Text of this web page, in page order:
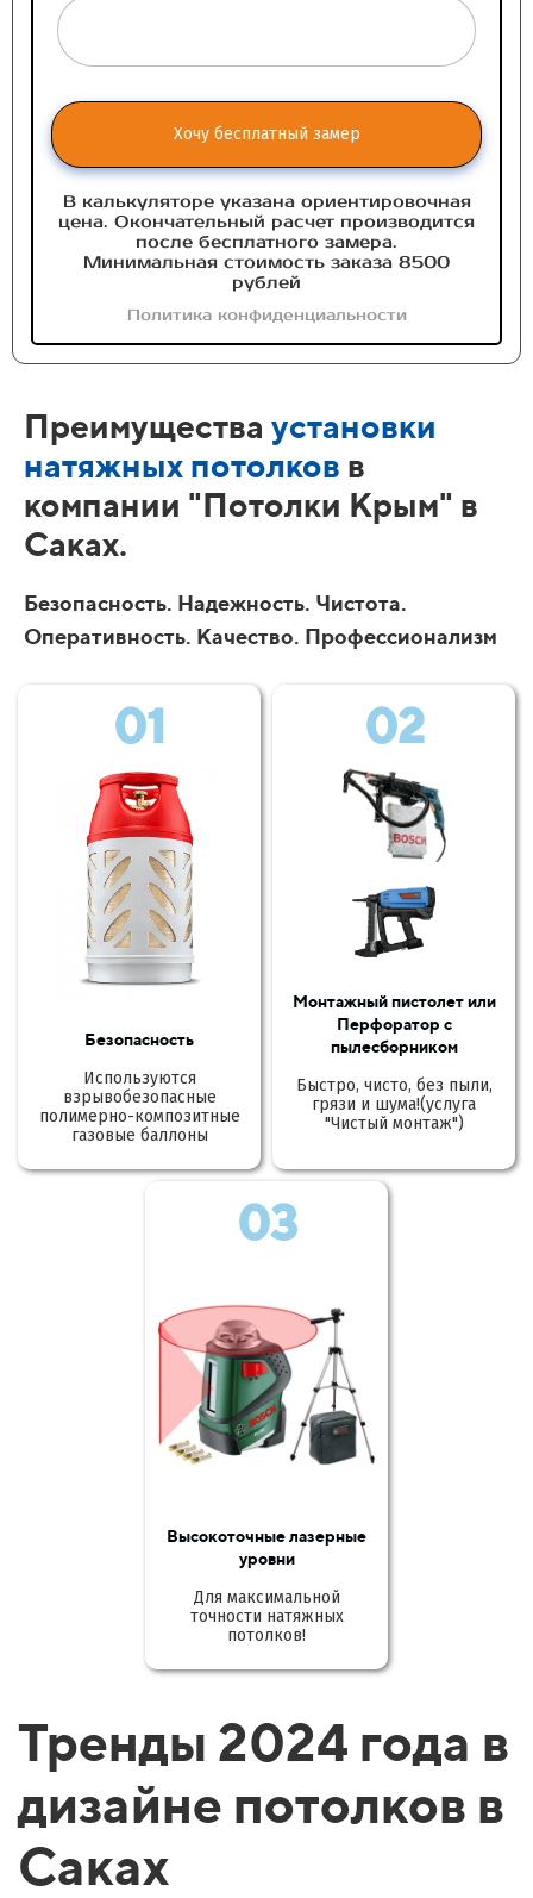
Хочу бесплатный замер
В калькуляторе указана ориентировочная
цена. Окончательный расчет производится
после бесплатного замера.
Минимальная стоимость заказа 8500
рублей
Политика конфиденциальности
Преимущества установки
натяжных потолков в
компании "Потолки Крым" в
Саках.
Безопасность. Надежность. Чистота.
Оперативность. Качество. Профессионализм
01
Безопасность
Используются
взрывобезопасные
полимерно-композитные
газовые баллоны
02
Монтажный пистолет или
Перфоратор с
пылесборником
Быстро, чисто, без пыли,
грязи и шума!(услуга
"Чистый монтаж")
03
Высокоточные лазерные
уровни
Для максимальной
точности натяжных
потолков!
Тренды 2024 года в
дизайне потолков в
Саках